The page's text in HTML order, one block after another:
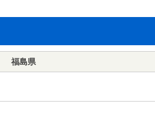
福島県